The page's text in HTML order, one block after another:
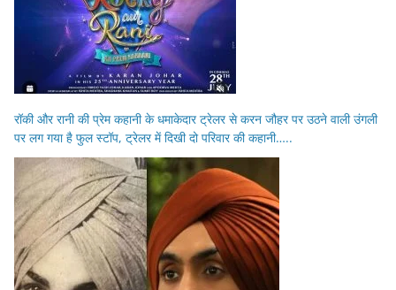
रॉकी और रानी की प्रेम कहानी के धमाकेदार ट्रेलर से करन जौहर पर उठने वाली उंगली
पर लग गया है फुल स्टॉप, ट्रेलर में दिखी दो परिवार की कहानी…..